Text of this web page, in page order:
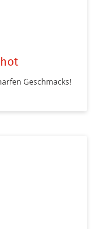
Geschmacks!